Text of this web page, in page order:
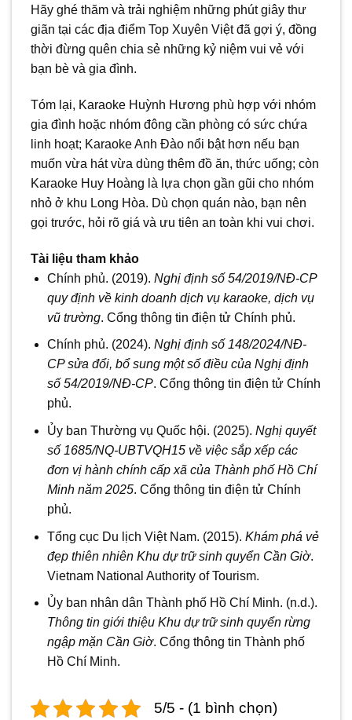
Hãy ghé thăm và trải nghiệm những phút giây thư
giãn tại các địa điểm Top Xuyên Việt đã gợi ý, đồng
thời đừng quên chia sẻ những kỷ niệm vui vẻ với
bạn bè và gia đình.
Tóm lại, Karaoke Huỳnh Hương phù hợp với nhóm
gia đình hoặc nhóm đông cần phòng có sức chứa
linh hoạt; Karaoke Anh Đào nổi bật hơn nếu bạn
muốn vừa hát vừa dùng thêm đồ ăn, thức uống; còn
Karaoke Huy Hoàng là lựa chọn gần gũi cho nhóm
nhỏ ở khu Long Hòa. Dù chọn quán nào, bạn nên
gọi trước, hỏi rõ giá và ưu tiên an toàn khi vui chơi.
Tài liệu tham khảo
Chính phủ. (2019). Nghị định số 54/2019/NĐ-CP
quy định về kinh doanh dịch vụ karaoke, dịch vụ
vũ trường. Cổng thông tin điện tử Chính phủ.
Chính phủ. (2024). Nghị định số 148/2024/NĐ-
CP sửa đổi, bổ sung một số điều của Nghị định
số 54/2019/NĐ-CP. Cổng thông tin điện tử Chính
phủ.
Ủy ban Thường vụ Quốc hội. (2025). Nghị quyết
số 1685/NQ-UBTVQH15 về việc sắp xếp các
đơn vị hành chính cấp xã của Thành phố Hồ Chí
Minh năm 2025. Cổng thông tin điện tử Chính
phủ.
Tổng cục Du lịch Việt Nam. (2015). Khám phá vẻ
đẹp thiên nhiên Khu dự trữ sinh quyển Cần Giờ.
Vietnam National Authority of Tourism.
Ủy ban nhân dân Thành phố Hồ Chí Minh. (n.d.).
Thông tin giới thiệu Khu dự trữ sinh quyển rừng
ngập mặn Cần Giờ. Cổng thông tin Thành phố
Hồ Chí Minh.
5/5 - (1 bình chọn)